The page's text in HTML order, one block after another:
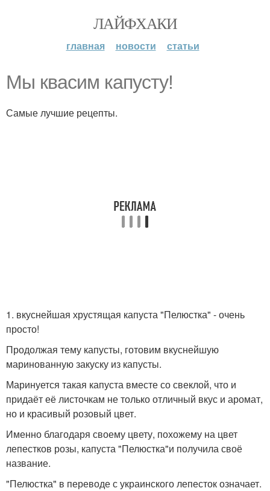
ЛАЙФХАКИ
главная новости статьи
Мы квасим капусту!
Самые лучшие рецепты.
1. вкуснейшая хрустящая капуста "Пелюстка" - очень
просто!
Продолжая тему капусты, готовим вкуснейшую
маринованную закуску из капусты.
Маринуется такая капуста вместе со свеклой, что и
придаёт её листочкам не только отличный вкус и аромат,
но и красивый розовый цвет.
Именно благодаря своему цвету, похожему на цвет
лепестков розы, капуста "Пелюстка"и получила своё
название.
"Пелюстка" в переводе с украинского лепесток означает.